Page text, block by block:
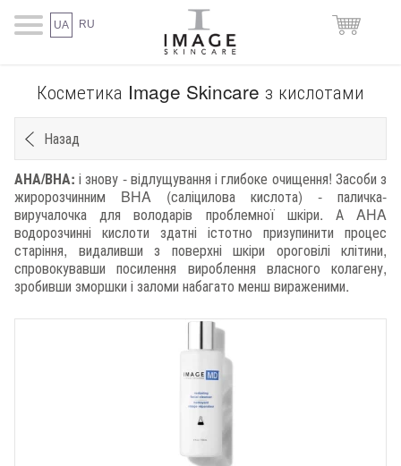
UA RU
Косметика Image Skincare з кислотами
Назад
АНА/ВНА: і знову - відлущування і глибоке очищення! Засоби з
жиророзчинним BHA (саліцилова кислота) - паличка-
виручалочка для володарів проблемної шкіри. А AHA
водорозчинні кислоти здатні істотно призупинити процес
старіння, видаливши з поверхні шкіри ороговілі клітини,
спровокувавши посилення вироблення власного колагену,
зробивши зморшки і заломи набагато менш вираженими.